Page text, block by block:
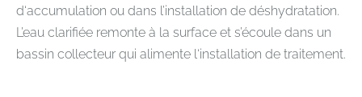
d‘accumulation ou dans l’installation de déshydratation.
L’eau clarifiée remonte à la surface et s’écoule dans un
bassin collecteur qui alimente l‘installation de traitement.